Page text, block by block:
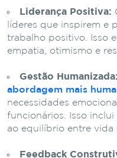
Liderança Positiva:
líderes que inspirem e
trabalho positivo. Isso
empatia, otimismo e
Gestão Humanizada:
abordagem mais
necessidades
funcionários. Isso
ao equilíbrio entre vida
Feedback